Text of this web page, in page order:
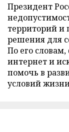
Президент
территорий и
решения для
По его
интернет и
помочь в
условий